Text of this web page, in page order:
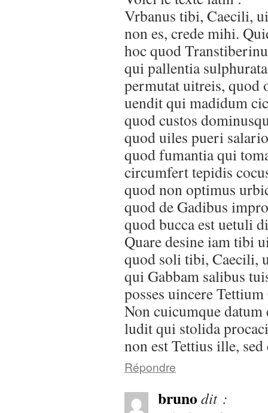
Vrbanus tibi, Caecili,
non es, crede mihi.
hoc quod
qui pallentia
permutat uitreis, quod
uendit qui madidum
quod custos
quod uiles pueri
quod fumantia qui
circumfert tepidis
quod non optimus
quod de Gadibus
quod bucca est uetuli
Quare desine iam tibi
quod soli tibi, Caecili,
qui Gabbam salibus
posses uincere
Non cuicumque datum
ludit qui stolida
non est Tettius ille, sed
Répondre
bruno dit :